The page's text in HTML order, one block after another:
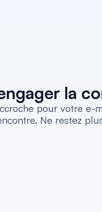
la
pour votre e-
Ne restez